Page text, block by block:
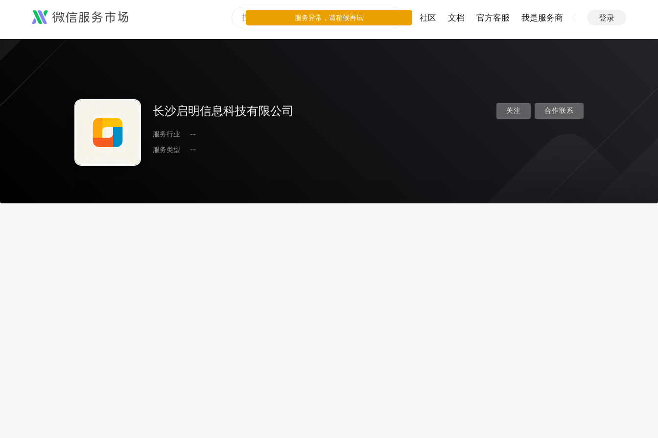
社区 文档 官方客服 我是服务商 登录
长沙启明信息科技有限公司
服务行业
--
服务类型
--
关注 合作联系
服务异常，请稍候再试